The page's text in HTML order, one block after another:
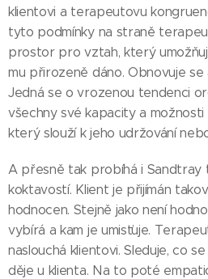
klientovi a terapeutovu
tyto podmínky na straně
prostor pro vztah, který
mu přirozeně dáno. Obnovuje se
Jedná se o vrozenou tendenci
všechny své kapacity a
který slouží k jeho udržování
A přesně tak probíhá i Sandtray
koktavostí. Klient je přijímán
hodnocen. Stejně jako není
vybírá a kam je umisťuje.
naslouchá klientovi. Sleduje, co
děje u klienta. Na to poté